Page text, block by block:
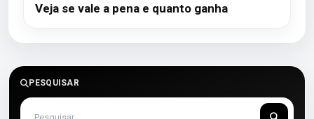
Veja se vale a pena e quanto ganha
PESQUISAR